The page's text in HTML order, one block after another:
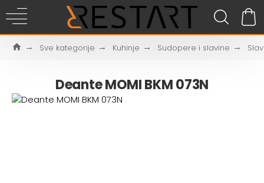
Sve kategorije Kuhinje Sudopere i slavine
Deante MOMI BKM 073N